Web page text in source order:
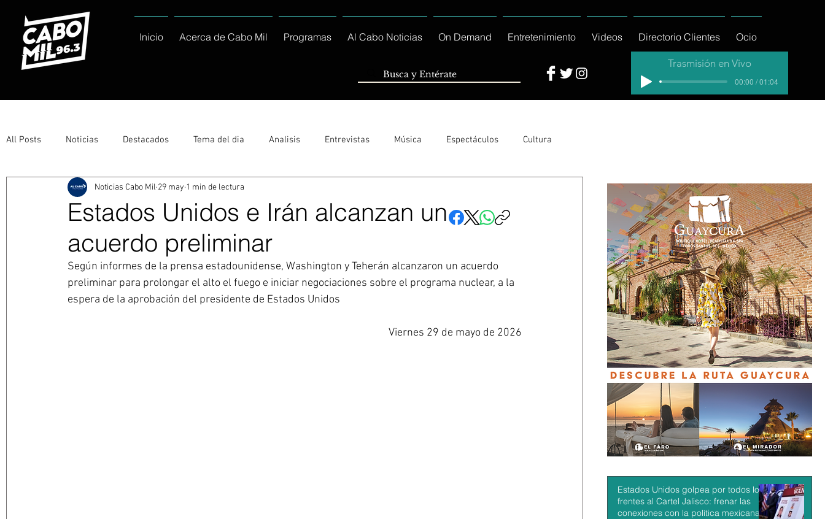
Inicio Acerca de Cabo Mil Programas Al Cabo Noticias On Demand Entretenimiento Videos Directorio Clientes Ocio
Trasmisión en Vivo
00:00 / 01:04
All Posts Noticias Destacados Tema del dia Analisis Entrevistas Música Espectáculos Cultura
Entérate Deportes La buena del día
Ayuntamiento de Los Cabos Informa Nacionales e Internacionales
Estados Unidos e Irán alcanzan un
acuerdo preliminar
Noticias Cabo Mil 29 may 1 min de lectura
Según informes de la prensa estadounidense, Washington y Teherán alcanzaron un acuerdo
preliminar para prolongar el alto el fuego e iniciar negociaciones sobre el programa nuclear, a la
espera de la aprobación del presidente de Estados Unidos
Viernes 29 de mayo de 2026
Estados Unidos golpea por todos los
frentes al Cartel Jalisco: frenar las
conexiones con la política mexicana y